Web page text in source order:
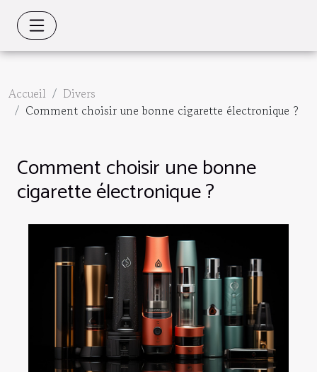
Accueil
Divers
Comment choisir une bonne cigarette électronique ?
Comment choisir une bonne
cigarette électronique ?